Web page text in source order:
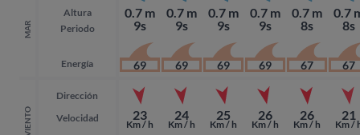
MAR
Altura
Periodo
Energía
VIENTO
Dirección
Velocidad
0.7 m
9s
69
23
Km / h
0.7 m
9s
69
24
Km / h
0.7 m
9s
69
25
Km / h
0.7 m
9s
69
26
Km / h
0.7 m
8s
67
26
Km / h
0.7
8s
67
21
Km /